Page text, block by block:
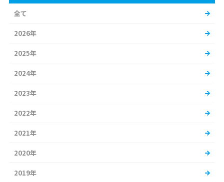
全て
2026年
2025年
2024年
2023年
2022年
2021年
2020年
2019年